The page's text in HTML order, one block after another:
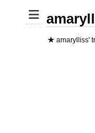
★ amarylliss'